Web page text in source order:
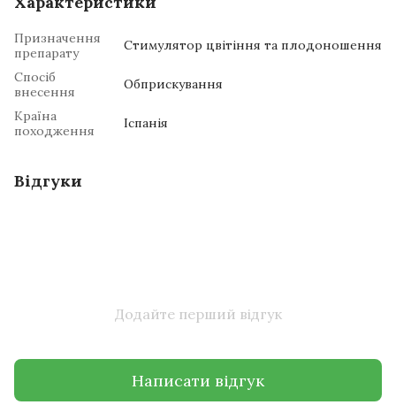
Призначення
препарату
Стимулятор цвітіння та плодоношення
Спосіб
внесення
Обприскування
Країна
походження
Іспанія
Відгуки
Додайте перший відгук
Написати відгук